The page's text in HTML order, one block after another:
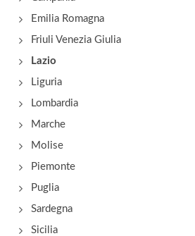
Al Mi Va' di Capri
via Pratolungo Casilino 53, Roma
Emilia Romagna
Friuli Venezia Giulia
Lazio
Liguria
Lombardia
Marche
Molise
Piemonte
Puglia
Sardegna
Sicilia